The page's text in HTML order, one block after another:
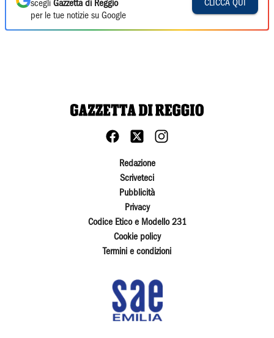
scegli Gazzetta di Reggio
per le tue notizie su Google
CLICCA QUI
Redazione
Scriveteci
Pubblicità
Privacy
Codice Etico e Modello 231
Cookie policy
Termini e condizioni